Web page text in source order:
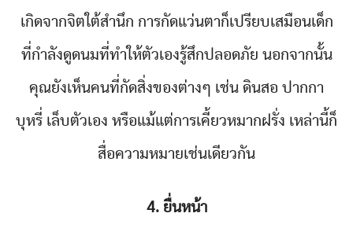
เกิดจากจิตใต้สำนึก การกัดแว่นตาก็เปรียบเสมือนเด็ก
ที่กำลังดูดนมที่ทำให้ตัวเองรู้สึกปลอดภัย นอกจากนั้น
คุณยังเห็นคนที่กัดสิ่งของต่างๆ เช่น ดินสอ ปากกา
บุหรี่ เล็บตัวเอง หรือแม้แต่การเคี้ยวหมากฝรั่ง เหล่านี้ก็
สื่อความหมายเช่นเดียวกัน
4. ยื่นหน้า